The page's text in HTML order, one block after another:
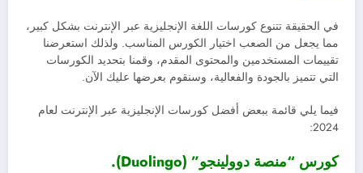
في الحقيقة تتنوع كورسات اللغة الإنجليزية عبر الإنترنت بشكل كبير،
مما يجعل من الصعب اختيار الكورس المناسب. ولذلك استعرضنا
تقييمات المستخدمين والمحتوى المقدم، وقمنا بتحديد الكورسات
التي تتميز بالجودة والفعالية، وسنقوم بعرضها عليك الآن.
فيما يلي قائمة ببعض أفضل كورسات الإنجليزية عبر الإنترنت لعام
2024:
كورس “منصة دوولينجو” (Duolingo).